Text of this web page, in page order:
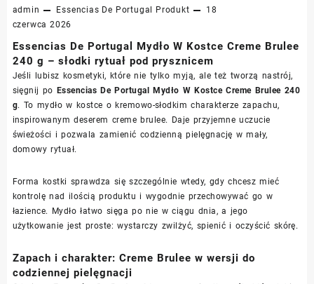
admin Essencias De Portugal Produkt
18
czerwca 2026
Essencias De Portugal Mydło W Kostce Creme Brulee
240 g – słodki rytuał pod prysznicem
Jeśli lubisz kosmetyki, które nie tylko myją, ale też tworzą nastrój,
sięgnij po Essencias De Portugal Mydło W Kostce Creme Brulee 240
g. To mydło w kostce o kremowo-słodkim charakterze zapachu,
inspirowanym deserem creme brulee. Daje przyjemne uczucie
świeżości i pozwala zamienić codzienną pielęgnację w mały,
domowy rytuał.
Forma kostki sprawdza się szczególnie wtedy, gdy chcesz mieć
kontrolę nad ilością produktu i wygodnie przechowywać go w
łazience. Mydło łatwo sięga po nie w ciągu dnia, a jego
użytkowanie jest proste: wystarczy zwilżyć, spienić i oczyścić skórę.
Zapach i charakter: Creme Brulee w wersji do
codziennej pielęgnacji